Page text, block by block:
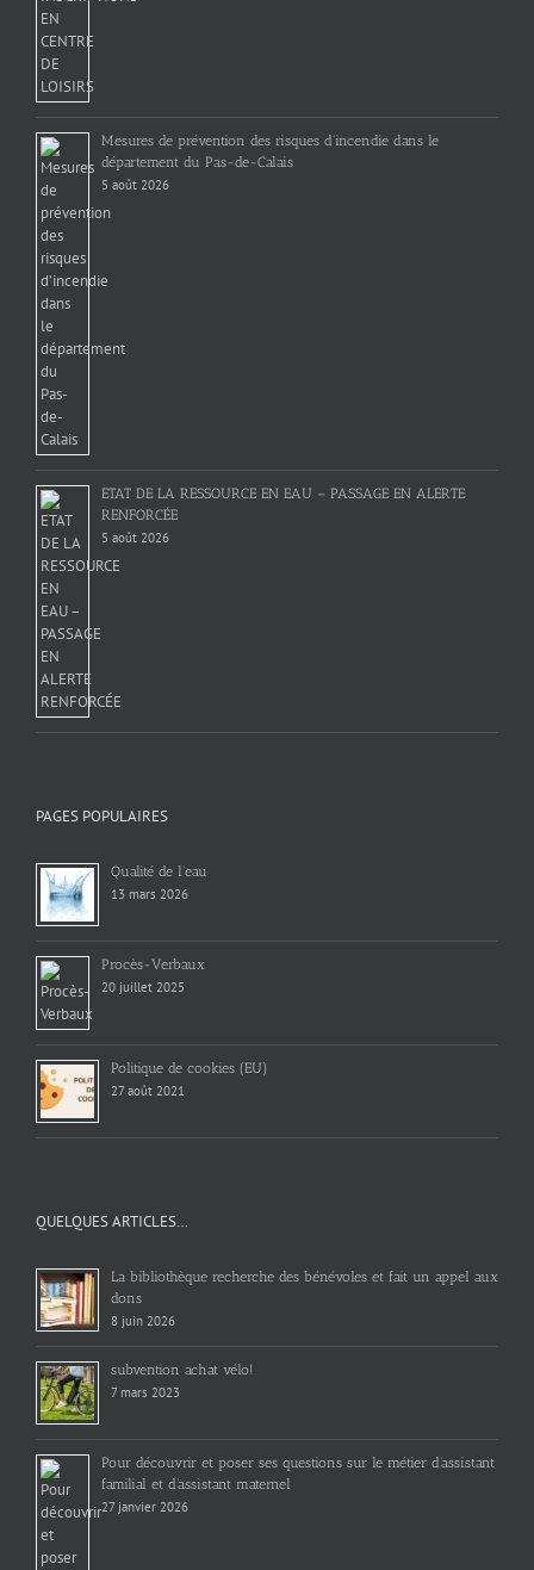
Mesures de prévention des risques d’incendie dans le
département du Pas-de-Calais
5 août 2026
ETAT DE LA RESSOURCE EN EAU – PASSAGE EN ALERTE
RENFORCÉE
5 août 2026
PAGES POPULAIRES
Qualité de l’eau
13 mars 2026
Procès-Verbaux
20 juillet 2025
Politique de cookies (EU)
27 août 2021
QUELQUES ARTICLES…
La bibliothèque recherche des bénévoles et fait un appel aux
dons
8 juin 2026
subvention achat vélo!
7 mars 2023
Pour découvrir et poser ses questions sur le métier d’assistant
familial et d’assistant maternel
27 janvier 2026